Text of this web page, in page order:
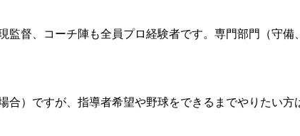
督、コーチ陣も全員プロ経験者です。専門部門（守
）ですが、指導者希望や野球をできるまでやりたい方